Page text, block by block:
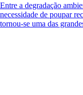
Entre a degradação
necessidade de poupar
tornou-se uma das